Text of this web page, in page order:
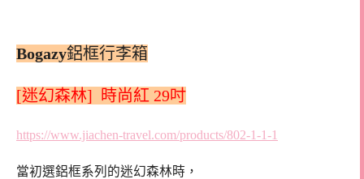
Bogazy鋁框行李箱
[迷幻森林] 時尚紅 29吋
https://www.jiachen-travel.com/products/802-1-1-1
當初選鋁框系列的迷幻森林時，